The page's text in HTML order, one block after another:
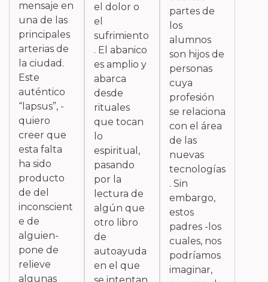
mensaje en
una de las
principales
arterias de
la ciudad.
Este
auténtico
“lapsus”, -
quiero
creer que
esta falta
ha sido
producto
de del
inconscient
e de
alguien-
pone de
relieve
algunas
el dolor o
el
sufrimiento
. El abanico
es amplio y
abarca
desde
rituales
que tocan
lo
espiritual,
pasando
por la
lectura de
algún que
otro libro
de
autoayuda
en el que
se intentan
partes de
los
alumnos
son hijos de
personas
cuya
profesión
se relaciona
con el área
de las
nuevas
tecnologías
. Sin
embargo,
estos
padres -los
cuales, nos
podríamos
imaginar,